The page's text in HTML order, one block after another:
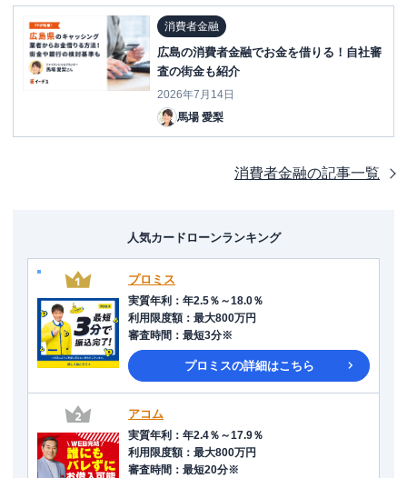
消費者金融
広島の消費者金融でお金を借りる！自社審
査の街金も紹介
2026年7月14日
馬場 愛梨
消費者金融の記事一覧
人気カードローンランキング
プロミス
実質年利 ： 年2.5％～18.0％
利用限度額 ： 最大800万円
審査時間 ： 最短3分※
プロミスの詳細はこちら
アコム
実質年利 ： 年2.4％～17.9％
利用限度額 ： 最大800万円
審査時間 ： 最短20分※